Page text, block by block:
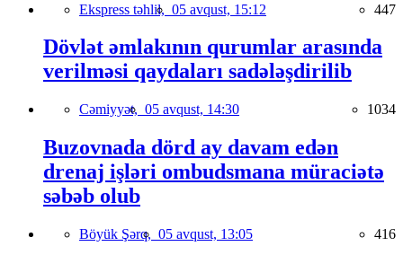
Ekspress təhlil, 05 avqust, 15:12 447
Dövlət əmlakının qurumlar arasında
verilməsi qaydaları sadələşdirilib
Cəmiyyət, 05 avqust, 14:30 1034
Buzovnada dörd ay davam edən
drenaj işləri ombudsmana müraciətə
səbəb olub
Böyük Şərq, 05 avqust, 13:05 416